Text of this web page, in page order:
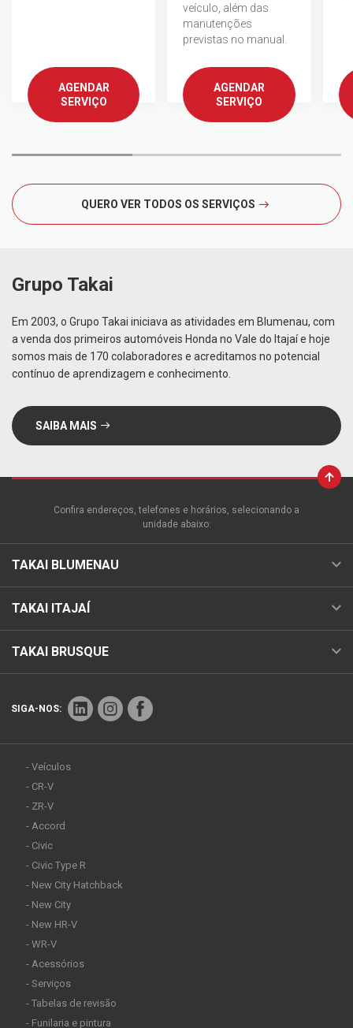
AGENDAR
SERVIÇO
veículo, além das
manutenções
previstas no manual.
AGENDAR
SERVIÇO
QUERO VER TODOS OS SERVIÇOS
Grupo Takai
Em 2003, o Grupo Takai iniciava as atividades em Blumenau, com
a venda dos primeiros automóveis Honda no Vale do Itajaí e hoje
somos mais de 170 colaboradores e acreditamos no potencial
contínuo de aprendizagem e conhecimento.
SAIBA MAIS
Confira endereços, telefones e horários, selecionando a
unidade abaixo:
TAKAI BLUMENAU
TAKAI ITAJAÍ
TAKAI BRUSQUE
SIGA-NOS:
- Veículos
- CR-V
- ZR-V
- Accord
- Civic
- Civic Type R
- New City Hatchback
- New City
- New HR-V
- WR-V
- Acessórios
- Serviços
- Tabelas de revisão
- Funilaria e pintura